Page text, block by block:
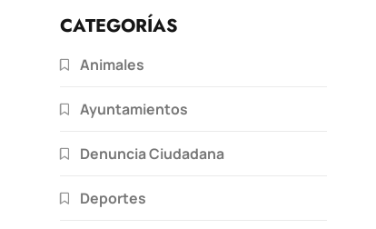
CATEGORÍAS
Animales
Ayuntamientos
Denuncia Ciudadana
Deportes